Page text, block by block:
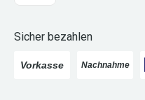
Sicher bezahlen